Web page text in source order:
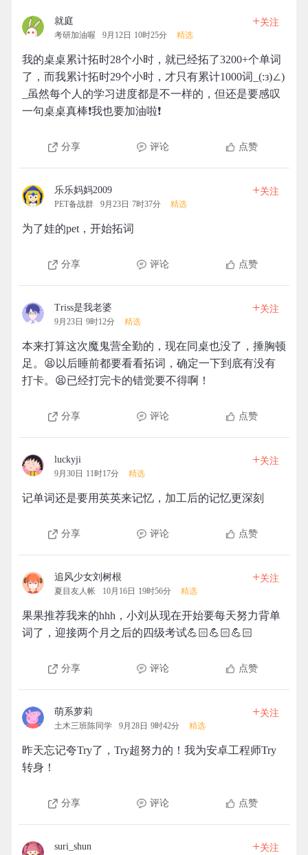
就庭
考研加油喔 9月12日 10时25分 精选
+关注
我的桌桌累计拓时28个小时，就已经拓了3200+个单词
了，而我累计拓时29个小时，才只有累计1000词_(:з)∠)
_虽然每个人的学习进度都是不一样的，但还是要感叹
一句桌桌真棒❗我也要加油啦❗
分享 评论 点赞
乐乐妈妈2009
PET备战群 9月23日 7时37分 精选
+关注
为了娃的pet，开始拓词
分享 评论 点赞
Triss是我老婆
9月23日 9时12分 精选
+关注
本来打算这次魔鬼营全勤的，现在同桌也没了，捶胸顿
足。😫以后睡前都要看看拓词，确定一下到底有没有
打卡。😫已经打完卡的错觉要不得啊！
分享 评论 点赞
luckyji
9月30日 11时17分 精选
+关注
记单词还是要用英英来记忆，加工后的记忆更深刻
分享 评论 点赞
追风少女刘树根
夏目友人帐 10月16日 19时56分 精选
+关注
果果推荐我来的hhh，小刘从现在开始要每天努力背单
词了，迎接两个月之后的四级考试💪🏻💪🏻💪🏻
分享 评论 点赞
萌系萝莉
土木三班陈同学 9月28日 9时42分 精选
+关注
昨天忘记夸Try了，Try超努力的！我为安卓工程师Try
转身！
分享 评论 点赞
suri_shun +关注